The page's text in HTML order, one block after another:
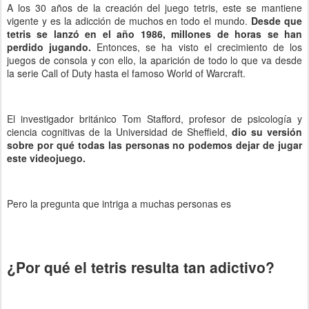
A los 30 años de la creación del juego tetris, este se mantiene
vigente y es la adicción de muchos en todo el mundo. Desde que
tetris se lanzó en el año 1986, millones de horas se han
perdido jugando. Entonces, se ha visto el crecimiento de los
juegos de consola y con ello, la aparición de todo lo que va desde
la serie Call of Duty hasta el famoso World of Warcraft.
El investigador británico Tom Stafford, profesor de psicología y
ciencia cognitivas de la Universidad de Sheffield, dio su versión
sobre por qué todas las personas no podemos dejar de jugar
este videojuego.
Pero la pregunta que intriga a muchas personas es
¿Por qué el tetris resulta tan adictivo?